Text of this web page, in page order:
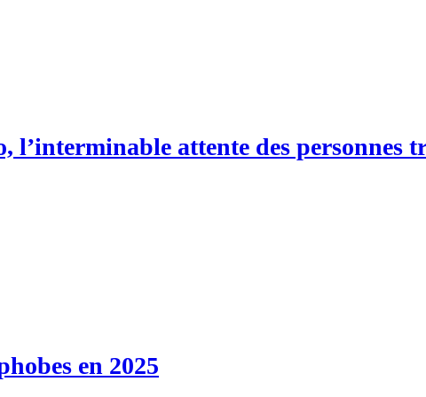
l’interminable attente des personnes
en 2025